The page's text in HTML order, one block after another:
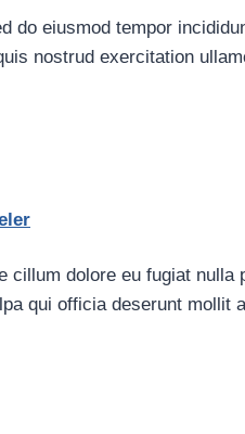
do eiusmod tempor
nostrud exercitation
cillum dolore eu fugiat nulla
qui officia deserunt mollit